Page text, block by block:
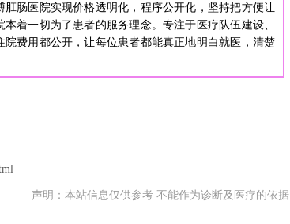
肠医院实现价格透明化，程序公开化，坚持把方便让
着一切为了患者的服务理念。专注于医疗队伍建设、
费用都公开，让每位患者都能真正地明白就医，清楚
声明：本站信息仅供参考 不能作为诊断及医疗的依据